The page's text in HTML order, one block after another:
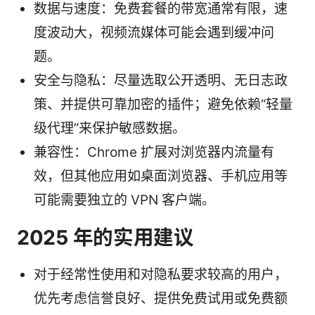
数据与速度：免费套餐的带宽通常有限，速
度波动大，视频流媒体可能会遇到缓冲问
题。
安全与隐私：尽量选取公开透明、无日志政
策、并提供可靠加密的插件；避免依赖“轻量
级代理”来保护敏感数据。
兼容性：Chrome 扩展对浏览器内流量有
效，但其他应用如桌面浏览器、手机应用等
可能需要独立的 VPN 客户端。
2025 年的实用建议
对于经常性使用和对隐私要求较高的用户，
优先考虑信誉良好、提供免费试用或免费额